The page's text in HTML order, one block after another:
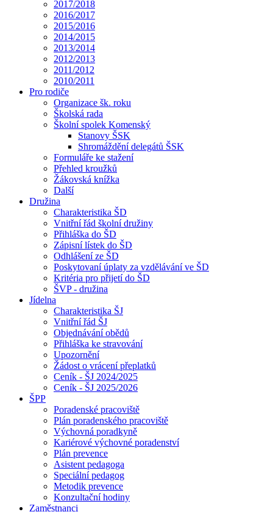
2017/2018
2016/2017
2015/2016
2014/2015
2013/2014
2012/2013
2011/2012
2010/2011
Pro rodiče
Organizace šk. roku
Školská rada
Školní spolek Komenský
Stanovy ŠSK
Shromáždění delegátů ŠSK
Formuláře ke stažení
Přehled kroužků
Žákovská knížka
Další
Družina
Charakteristika ŠD
Vnitřní řád školní družiny
Přihláška do ŠD
Zápisní lístek do ŠD
Odhlášení ze ŠD
Poskytovaní úplaty za vzdělávání ve ŠD
Kritéria pro přijetí do ŠD
ŠVP - družina
Jídelna
Charakteristika ŠJ
Vnitřní řád ŠJ
Objednávání obědů
Přihláška ke stravování
Upozornění
Žádost o vrácení přeplatků
Ceník - ŠJ 2024/2025
Ceník - ŠJ 2025/2026
ŠPP
Poradenské pracoviště
Plán poradenského pracoviště
Výchovná poradkyně
Kariérové výchovné poradenství
Plán prevence
Asistent pedagoga
Speciální pedagog
Metodik prevence
Konzultační hodiny
Zaměstnanci